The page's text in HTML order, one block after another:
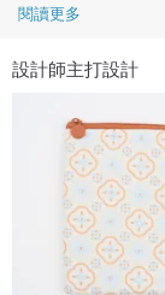
閱讀更多
設計師主打設計